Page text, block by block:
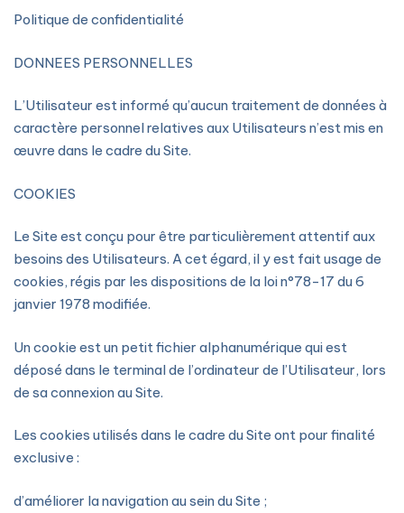
Politique de confidentialité
DONNEES PERSONNELLES
L’Utilisateur est informé qu’aucun traitement de données à
caractère personnel relatives aux Utilisateurs n’est mis en
œuvre dans le cadre du Site.
COOKIES
Le Site est conçu pour être particulièrement attentif aux
besoins des Utilisateurs. A cet égard, il y est fait usage de
cookies, régis par les dispositions de la loi n°78-17 du 6
janvier 1978 modifiée.
Un cookie est un petit fichier alphanumérique qui est
déposé dans le terminal de l’ordinateur de l’Utilisateur, lors
de sa connexion au Site.
Les cookies utilisés dans le cadre du Site ont pour finalité
exclusive :
d’améliorer la navigation au sein du Site ;